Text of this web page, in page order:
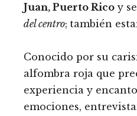
Juan, Puerto Rico y
del centro; también
Conocido por su
alfombra roja que
experiencia y
emociones,